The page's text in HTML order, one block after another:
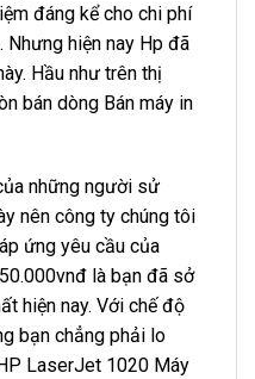
đáng kể cho chi phí
hiện nay Hp đã
Hầu như trên thị
bán dòng Bán máy in
những người sử
nên công ty chúng tôi
ứng yêu cầu của
là bạn đã sở
hiện nay. Với chế độ
bạn chẳng phải lo
LaserJet 1020 Máy